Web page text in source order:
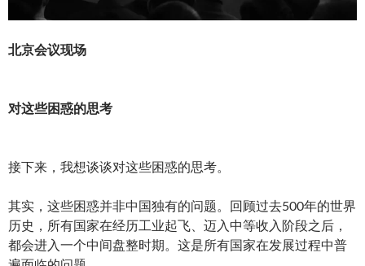
北京会议现场
对这些困惑的思考
接下来，我想谈谈对这些困惑的思考。
其实，这些困惑并非中国独有的问题。回顾过去500年的世界
历史，所有国家在经历工业起飞、迈入中等收入阶段之后，
都会进入一个中间盘整时期。这是所有国家在发展过程中普